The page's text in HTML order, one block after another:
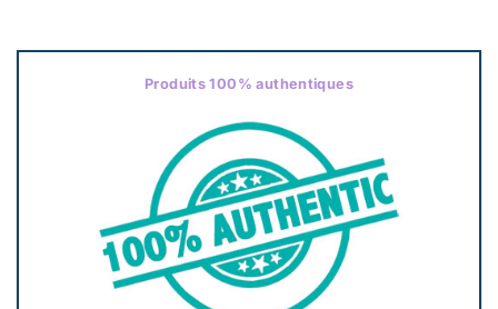
Produits 100% authentiques